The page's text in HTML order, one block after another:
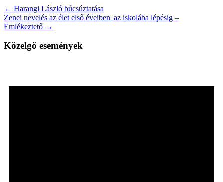
← Harangi László búcsúztatása
Zenei nevelés az élet első éveiben, az iskolába lépésig –
Emlékeztető →
Közelgő események